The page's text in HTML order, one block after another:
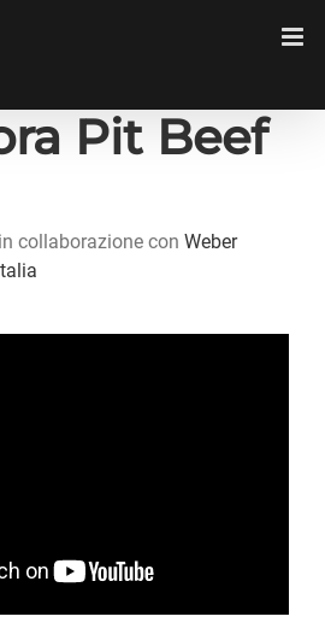
Pit Beef
collaborazione con Weber